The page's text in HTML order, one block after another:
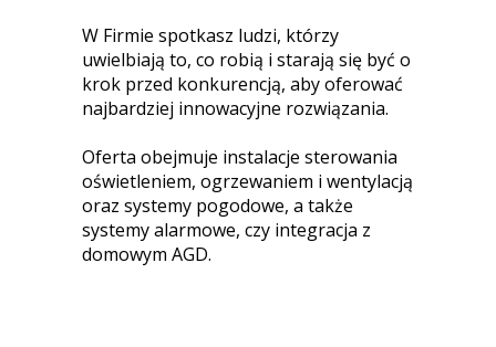
W Firmie spotkasz ludzi, którzy
uwielbiają to, co robią i starają się być o
krok przed konkurencją, aby oferować
najbardziej innowacyjne rozwiązania.
Oferta obejmuje instalacje sterowania
oświetleniem, ogrzewaniem i wentylacją
oraz systemy pogodowe, a także
systemy alarmowe, czy integracja z
domowym AGD.